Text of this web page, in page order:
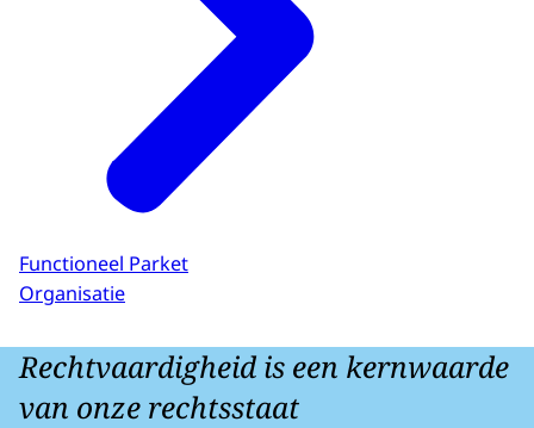
Functioneel Parket
Organisatie
Rechtvaardigheid is een kernwaarde
van onze rechtsstaat